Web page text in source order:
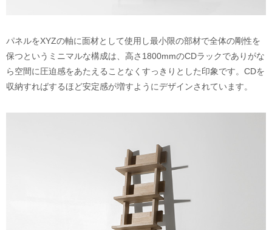
パネルをXYZの軸に面材として使用し最小限の部材で全体の剛性を
保つというミニマルな構成は、高さ1800mmのCDラックでありがな
ら空間に圧迫感をあたえることなくすっきりとした印象です。CDを
収納すればするほど安定感が増すようにデザインされています。